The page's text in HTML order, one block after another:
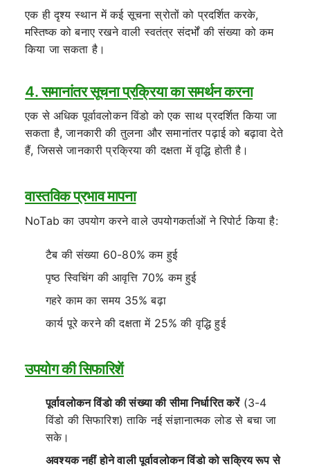
एक ही दृश्य स्थान में कई सूचना स्रोतों को प्रदर्शित करके,
मस्तिष्क को बनाए रखने वाली स्वतंत्र संदर्भों की संख्या को कम
किया जा सकता है।
4. समानांतर सूचना प्रक्रिया का समर्थन करना
एक से अधिक पूर्वावलोकन विंडो को एक साथ प्रदर्शित किया जा
सकता है, जानकारी की तुलना और समानांतर पढ़ाई को बढ़ावा देते
हैं, जिससे जानकारी प्रक्रिया की दक्षता में वृद्धि होती है।
वास्तविक प्रभाव मापना
NoTab का उपयोग करने वाले उपयोगकर्ताओं ने रिपोर्ट किया है:
टैब की संख्या 60-80% कम हुई
पृष्ठ स्विचिंग की आवृत्ति 70% कम हुई
गहरे काम का समय 35% बढ़ा
कार्य पूरे करने की दक्षता में 25% की वृद्धि हुई
उपयोग की सिफारिशें
पूर्वावलोकन विंडो की संख्या की सीमा निर्धारित करें(3-4
विंडो की सिफारिश) ताकि नई संज्ञानात्मक लोड से बचा जा
सके।
अवश्यक नहीं होने वाली पूर्वावलोकन विंडो को सक्रिय रूप से